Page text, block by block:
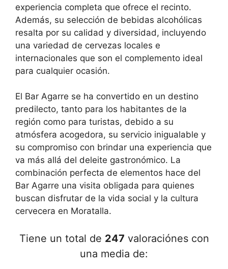
experiencia completa que ofrece el recinto.
Además, su selección de bebidas alcohólicas
resalta por su calidad y diversidad, incluyendo
una variedad de cervezas locales e
internacionales que son el complemento ideal
para cualquier ocasión.
El Bar Agarre se ha convertido en un destino
predilecto, tanto para los habitantes de la
región como para turistas, debido a su
atmósfera acogedora, su servicio inigualable y
su compromiso con brindar una experiencia que
va más allá del deleite gastronómico. La
combinación perfecta de elementos hace del
Bar Agarre una visita obligada para quienes
buscan disfrutar de la vida social y la cultura
cervecera en Moratalla.
Tiene un total de 247 valoraciónes con
una media de: